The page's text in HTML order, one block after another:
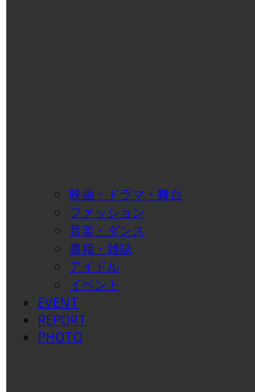
映画・ドラマ・舞台
ファッション
音楽・ダンス
書籍・雑誌
アイドル
イベント
EVENT
REPORT
PHOTO